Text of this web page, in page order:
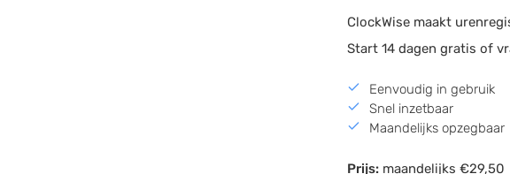
ClockWise maakt
Start 14 dagen gratis of
Eenvoudig in gebruik
Snel inzetbaar
Maandelijks opzegbaar
Prijs: maandelijks €29,50